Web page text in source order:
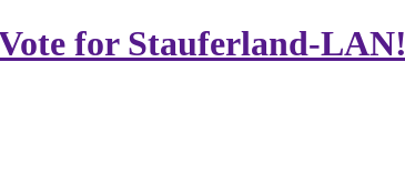
for Stauferland-LAN!